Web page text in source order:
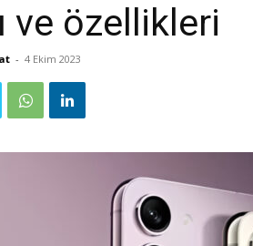
ve özellikleri
- 4 Ekim 2023